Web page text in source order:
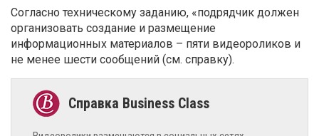
Согласно техническому заданию, «подрядчик должен
организовать создание и размещение
информационных материалов – пяти видеороликов и
не менее шести сообщений (см. справку).